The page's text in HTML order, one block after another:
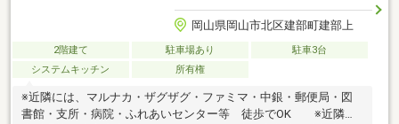
岡山県岡山市北区建部町建部上
2階建て 駐車場あり
駐車3台
システムキッチン
所有権
※近隣には、マルナカ・ザグザグ・ファミマ・中銀・郵便局・図
書館・支所・病院・ふれあいセンター等 徒歩でOK ※近隣の